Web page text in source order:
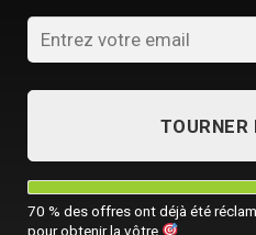
TOURNER
70 % des offres ont déjà été
pour obtenir la vôtre